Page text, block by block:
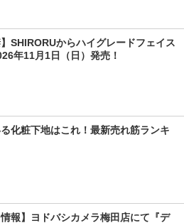
】SHIRORUからハイグレードフェイス
年11月1日（日）発売！
化粧下地はこれ！最新売れ筋ランキ
情報】ヨドバシカメラ梅田店にて『デ